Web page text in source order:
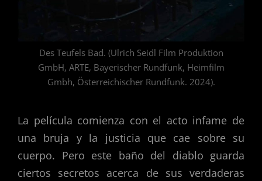
Des Teufels Bad. (Ulrich Seidl Film Produktion
GmbH, ARTE, Bayerischer Rundfunk, Heimfilm
Gmbh, Österreichischer Rundfunk. 2024).
La película comienza con el acto infame de
una bruja y la justicia que cae sobre su
cuerpo. Pero este baño del diablo guarda
ciertos secretos acerca de sus verdaderas